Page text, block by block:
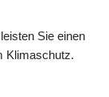
Sie einen
Klimaschutz.